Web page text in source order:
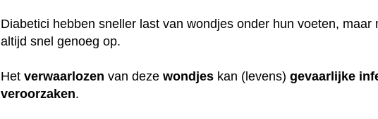
Diabetici hebben sneller last van wondjes onder hun voeten, maar
altijd snel genoeg op.
Hetverwaarlozen van dezewondjes kan (levens)gevaarlijke
veroorzaken.